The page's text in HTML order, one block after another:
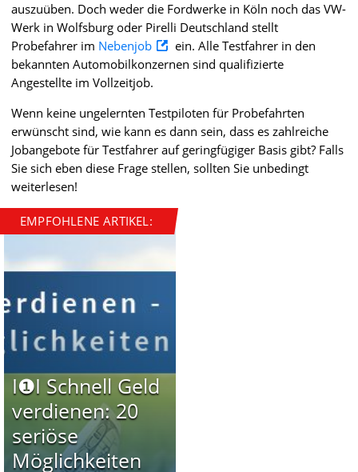
auszuüben. Doch weder die Fordwerke in Köln noch das VW-
Werk in Wolfsburg oder Pirelli Deutschland stellt
Probefahrer im Nebenjob
ein. Alle Testfahrer in den
bekannten Automobilkonzernen sind qualifizierte
Angestellte im Vollzeitjob.
Wenn keine ungelernten Testpiloten für Probefahrten
erwünscht sind, wie kann es dann sein, dass es zahlreiche
Jobangebote für Testfahrer auf geringfügiger Basis gibt? Falls
Sie sich eben diese Frage stellen, sollten Sie unbedingt
weiterlesen!
EMPFOHLENE ARTIKEL:
I❶I Schnell Geld
verdienen: 20
seriöse
Möglichkeiten